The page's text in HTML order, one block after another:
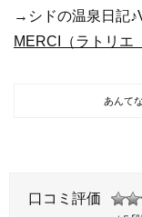
→シドの温泉日記
MERCI（ラトリエ
あんて
口コミ評価